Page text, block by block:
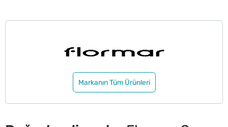
Markanın Tüm Ürünleri